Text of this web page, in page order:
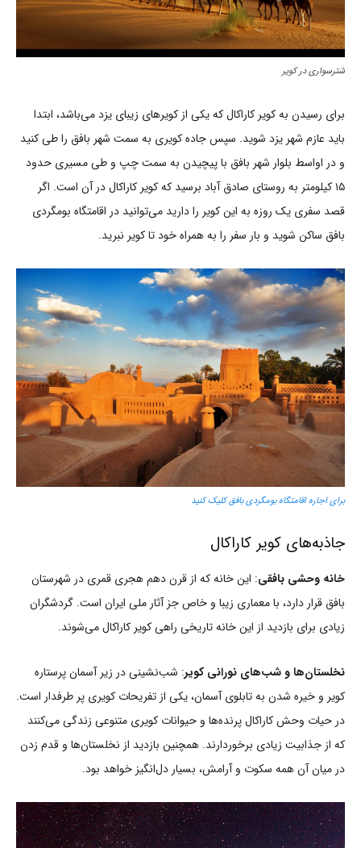
شترسواری در کویر
برای رسیدن به کویر کاراکال که یکی از کویرهای زیبای یزد می‌باشد، ابتدا
باید عازم شهر یزد شوید. سپس جاده کویری به سمت شهر بافق را طی کنید
و در اواسط بلوار شهر بافق با پیچیدن به سمت چپ و طی مسیری حدود
۱۵ کیلومتر به روستای صادق آباد برسید که کویر کاراکال در آن است. اگر
قصد سفری یک روزه به این کویر را دارید می‌توانید در اقامتگاه بومگردی
بافق ساکن شوید و بار سفر را به همراه خود تا کویر نبرید.
برای اجاره اقامتگاه بومگردی بافق کلیک کنید
جاذبه‌های کویر کاراکال
خانه وحشی بافقی: این خانه که از قرن دهم هجری قمری در شهرستان
بافق قرار دارد، با معماری زیبا و خاص جز آثار ملی ایران است. گردشگران
زیادی برای بازدید از این خانه تاریخی راهی کویر کاراکال می‌شوند.
نخلستان‌ها و شب‌های نورانی کویر: شب‌نشینی در زیر آسمان پرستاره
کویر و خیره شدن به تابلوی آسمان، یکی از تفریحات کویری پر طرفدار است.
در حیات وحش کاراکال پرنده‌ها و حیوانات کویری متنوعی زندگی می‌کنند
که از جذابیت زیادی برخوردارند. همچنین بازدید از نخلستان‌ها و قدم زدن
در میان آن همه سکوت و آرامش، بسیار دل‌انگیز خواهد بود.